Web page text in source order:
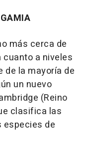
más cerca de
a niveles
de la mayoría de
un nuevo
(Reino
clasifica las
especies de